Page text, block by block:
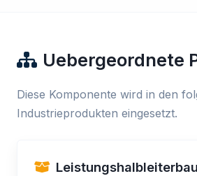
Uebergeordnete
Diese Komponente wird in den
Industrieprodukten eingesetzt.